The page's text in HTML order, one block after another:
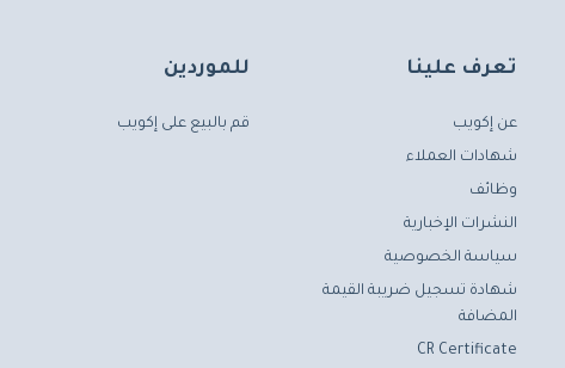
تعرف علينا
عن إكويب
شهادات العملاء
وظائف
النشرات الإخبارية
سياسة الخصوصية
شهادة تسجيل ضريبة القيمة
المضافة
CR Certificate
للموردين
قم بالبيع على إكويب